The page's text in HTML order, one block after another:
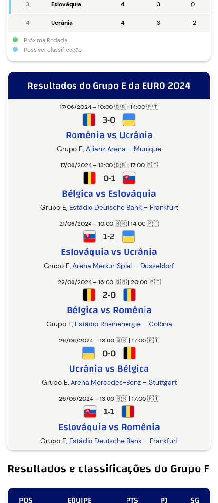
3 Eslováquia 4 3 0
4 Ucrânia 4 3 -2
Próxima Rodada
Possível classificação
Resultados do Grupo E da EURO 2024
17/06/2024 – 10:00 🇧🇷 | 14:00 🇵🇹
Grupo E, Allianz Arena – Munique
3-0
Romênia vs Ucrânia
17/06/2024 – 13:00 🇧🇷 | 17:00 🇵🇹
Grupo E, Estádio Deutsche Bank – Frankfurt
0-1
Bélgica vs Eslováquia
21/06/2024 – 10:00 🇧🇷 | 14:00 🇵🇹
Grupo E, Arena Merkur Spiel – Düsseldorf
1-2
Eslováquia vs Ucrânia
22/06/2024 – 16:00 🇧🇷 | 20:00 🇵🇹
Grupo E, Estádio Rheinenergie – Colônia
2-0
Bélgica vs Romênia
26/06/2024 – 13:00 🇧🇷 | 17:00 🇵🇹
Grupo E, Arena Mercedes-Benz – Stuttgart
0-0
Ucrânia vs Bélgica
26/06/2024 – 13:00 🇧🇷 | 17:00 🇵🇹
Grupo E, Estádio Deutsche Bank – Frankfurt
1-1
Eslováquia vs Romênia
Resultados e classificações do Grupo F
POS EQUIPE PTS PJ SG